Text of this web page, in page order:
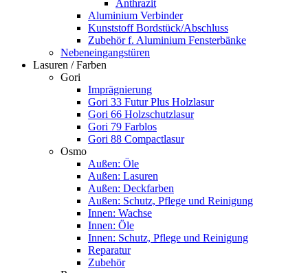
Anthrazit
Aluminium Verbinder
Kunststoff Bordstück/Abschluss
Zubehör f. Aluminium Fensterbänke
Nebeneingangstüren
Lasuren / Farben
Gori
Imprägnierung
Gori 33 Futur Plus Holzlasur
Gori 66 Holzschutzlasur
Gori 79 Farblos
Gori 88 Compactlasur
Osmo
Außen: Öle
Außen: Lasuren
Außen: Deckfarben
Außen: Schutz, Pflege und Reinigung
Innen: Wachse
Innen: Öle
Innen: Schutz, Pflege und Reinigung
Reparatur
Zubehör